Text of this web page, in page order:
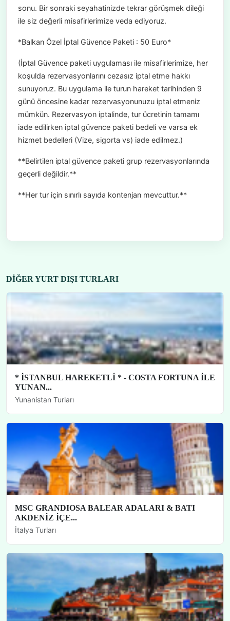
sonu. Bir sonraki seyahatinizde tekrar görüşmek dileği
ile siz değerli misafirlerimize veda ediyoruz.
*Balkan Özel İptal Güvence Paketi : 50 Euro*
(İptal Güvence paketi uygulaması ile misafirlerimize, her
koşulda rezervasyonlarını cezasız iptal etme hakkı
sunuyoruz. Bu uygulama ile turun hareket tarihinden 9
günü öncesine kadar rezervasyonunuzu iptal etmeniz
mümkün. Rezervasyon iptalinde, tur ücretinin tamamı
iade edilirken iptal güvence paketi bedeli ve varsa ek
hizmet bedelleri (Vize, sigorta vs) iade edilmez.)
**Belirtilen iptal güvence paketi grup rezervasyonlarında
geçerli değildir.**
**Her tur için sınırlı sayıda kontenjan mevcuttur.**
DIĞER YURT DIŞI TURLARI
* İSTANBUL HAREKETLİ * - COSTA FORTUNA İLE
YUNAN...
Yunanistan Turları
MSC GRANDIOSA BALEAR ADALARI & BATI
AKDENİZ İÇE...
İtalya Turları